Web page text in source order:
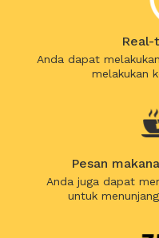
Anda dapat
melakukan
Pesan
Anda juga dapat
untuk